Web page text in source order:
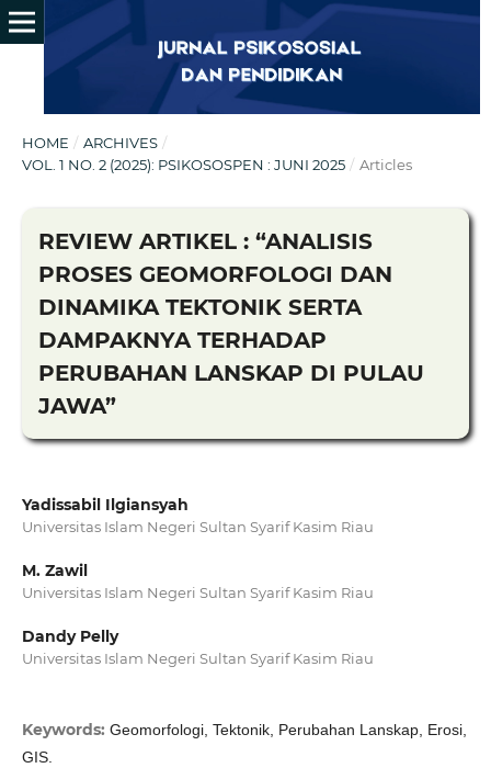
HOME / ARCHIVES /
VOL. 1 NO. 2 (2025): PSIKOSOSPEN : JUNI 2025 / Articles
REVIEW ARTIKEL : “ANALISIS
PROSES GEOMORFOLOGI DAN
DINAMIKA TEKTONIK SERTA
DAMPAKNYA TERHADAP
PERUBAHAN LANSKAP DI PULAU
JAWA”
Yadissabil Ilgiansyah
Universitas Islam Negeri Sultan Syarif Kasim Riau
M. Zawil
Universitas Islam Negeri Sultan Syarif Kasim Riau
Dandy Pelly
Universitas Islam Negeri Sultan Syarif Kasim Riau
Keywords: Geomorfologi, Tektonik, Perubahan Lanskap, Erosi,
GIS.